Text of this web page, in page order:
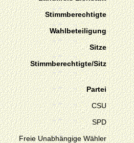
Stimmberechtigte
Wahlbeteiligung
Sitze
Stimmberechtigte/Sitz
Partei
CSU
SPD
Freie Unabhängige Wähler